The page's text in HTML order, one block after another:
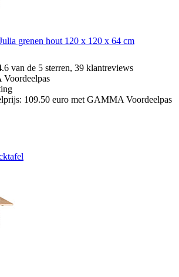
grenen hout 120 x 120 x 64 cm
van de 5 sterren, 39 klantreviews
109.50 euro met GAMMA Voordeelpas